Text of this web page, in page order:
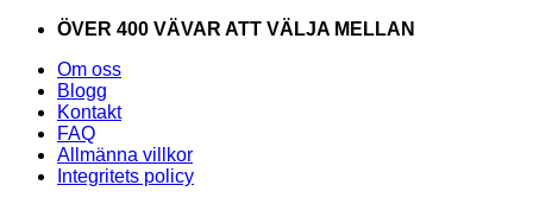
Skip
content
ÖVER 400 VÄVAR ATT VÄLJA MELLAN
Om oss
Blogg
Kontakt
FAQ
Allmänna villkor
Integritets policy